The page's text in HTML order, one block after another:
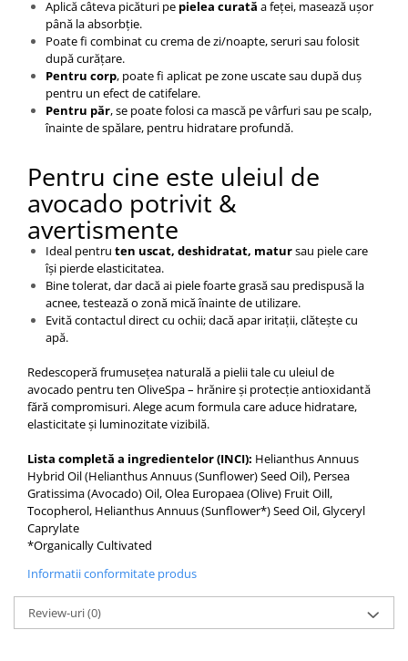
Aplică câteva picături pe pielea curată a feței, masează ușor
până la absorbție.
Poate fi combinat cu crema de zi/noapte, seruri sau folosit
după curățare.
Pentru corp, poate fi aplicat pe zone uscate sau după duș
pentru un efect de catifelare.
Pentru păr, se poate folosi ca mască pe vârfuri sau pe scalp,
înainte de spălare, pentru hidratare profundă.
Pentru cine este uleiul de
avocado potrivit &
avertismente
Ideal pentru ten uscat, deshidratat, matursau piele care
își pierde elasticitatea.
Bine tolerat, dar dacă ai piele foarte grasă sau predispusă la
acnee, testează o zonă mică înainte de utilizare.
Evită contactul direct cu ochii; dacă apar iritaţii, clătește cu
apă.
Redescoperă frumusețea naturală a pielii tale cu uleiul de
avocado pentru ten OliveSpa – hrănire și protecţie antioxidantă
fără compromisuri. Alege acum formula care aduce hidratare,
elasticitate și luminozitate vizibilă.
Lista completă a ingredientelor (INCI): Helianthus Annuus
Hybrid Oil (Helianthus Annuus (Sunflower) Seed Oil), Persea
Gratissima (Avocado) Oil, Olea Europaea (Olive) Fruit Oill,
Tocopherol, Helianthus Annuus (Sunflower*) Seed Oil, Glyceryl
Caprylate
*Organically Cultivated
Informatii conformitate produs
Review-uri(0)